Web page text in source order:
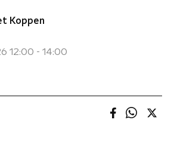
Koppen
12:00 - 14:00